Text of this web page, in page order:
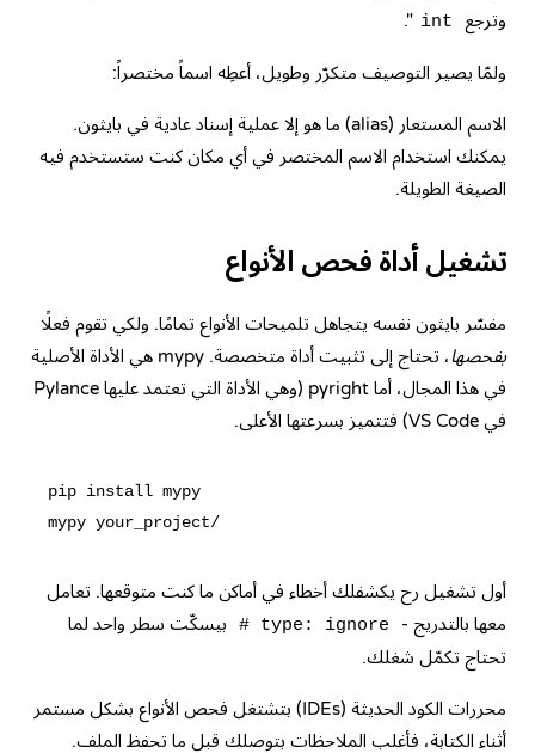
وترجع
int
".
ولمّا يصير التوصيف متكرّر وطويل، أعطِه اسماً مختصراً:
الاسم المستعار (alias) ما هو إلا عملية إسناد عادية في بايثون.
يمكنك استخدام الاسم المختصر في أي مكان كنت ستستخدم فيه
الصيغة الطويلة.
تشغيل أداة فحص الأنواع
مفسّر بايثون نفسه يتجاهل تلميحات الأنواع تمامًا. ولكي تقوم فعلًا
بفحصها، تحتاج إلى تثبيت أداة متخصصة. mypy هي الأداة الأصلية
في هذا المجال، أما pyright
(وهي الأداة التي تعتمد عليها Pylance
في VS Code) فتتميز بسرعتها الأعلى.
pip install mypy
أول تشغيل رح يكشفلك أخطاء في أماكن ما كنت متوقعها. تعامل
معها بالتدريج -
# type: ignore
بيسكّت سطر واحد لما
تحتاج تكمّل شغلك.
محررات الكود الحديثة (IDEs) بتشتغل فحص الأنواع بشكل مستمر
أثناء الكتابة، فأغلب الملاحظات بتوصلك قبل ما تحفظ الملف.